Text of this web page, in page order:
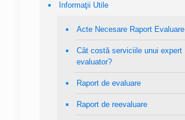
Informaţii Utile
Acte Necesare Raport Evaluare
Cât costă serviciile unui expert
evaluator?
Raport de evaluare
Raport de reevaluare